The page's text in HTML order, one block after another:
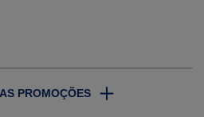
PROMOÇÕES